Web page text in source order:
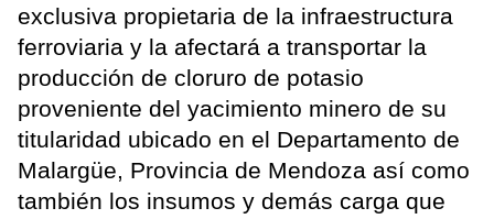
exclusiva propietaria de la infraestructura
ferroviaria y la afectará a transportar la
producción de cloruro de potasio
proveniente del yacimiento minero de su
titularidad ubicado en el Departamento de
Malargüe, Provincia de Mendoza así como
también los insumos y demás carga que